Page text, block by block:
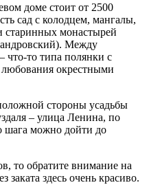
доме стоит от 2500
сад с колодцем, мангалы,
старинных монастырей
Между
что-то типа полянки с
любования окрестными
стороны усадьбы
– улица Ленина, по
шага можно дойти до
то обратите внимание на
заката здесь очень красиво.